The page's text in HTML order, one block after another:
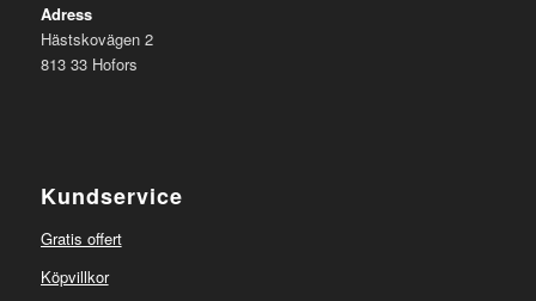
Adress
Hästskovägen 2
813 33 Hofors
Kundservice
Gratis offert
Köpvillkor